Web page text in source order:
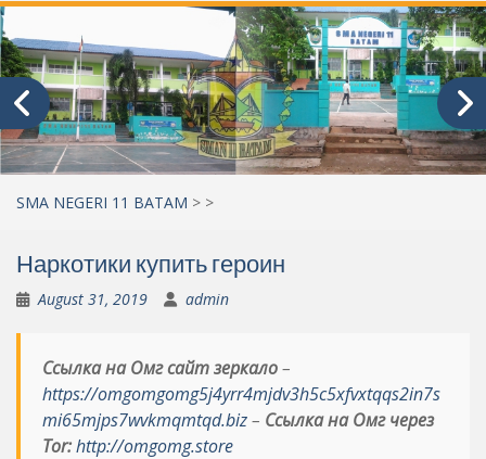
SMA NEGERI 11 BATAM > >
Наркотики купить героин
August 31, 2019 admin
Ссылка на Омг сайт зеркало–
https://omgomgomg5j4yrr4mjdv3h5c5xfvxtqqs2in7s
mi65mjps7wvkmqmtqd.biz– Ссылка на Омг через
Tor:http://omgomg.store